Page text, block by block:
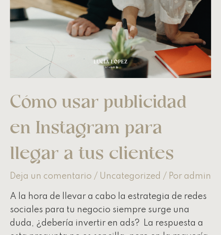
Cómo usar publicidad
en Instagram para
llegar a tus clientes
Deja un comentario / Uncategorized / Por admin
A la hora de llevar a cabo la estrategia de redes
sociales para tu negocio siempre surge una
duda, ¿debería invertir en ads? La respuesta a